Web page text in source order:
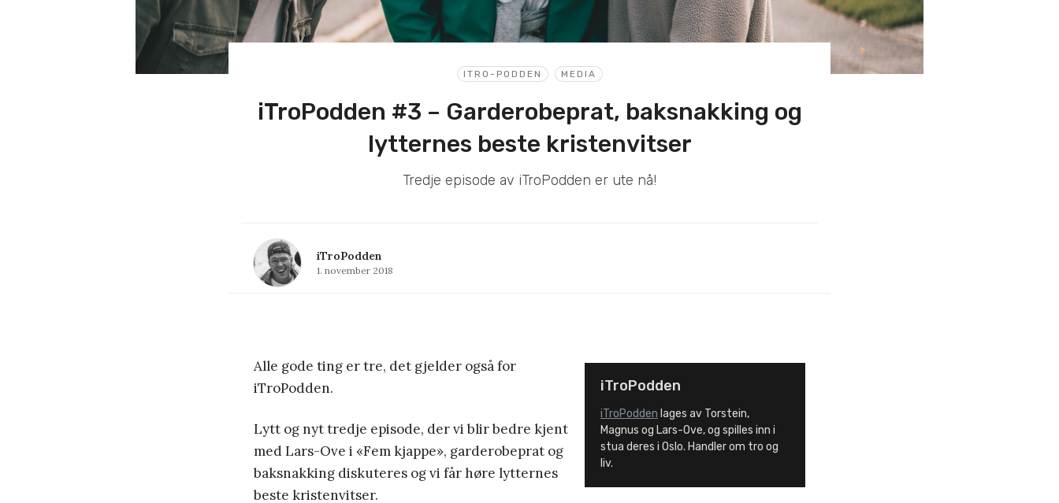
ITRO-PODDEN MEDIA
iTroPodden #3 – Garderobeprat, baksnakking og
lytternes beste kristenvitser
Tredje episode av iTroPodden er ute nå!
iTroPodden
1. november 2018
iTroPodden
iTroPodden lages av Torstein,
Magnus og Lars-Ove, og spilles inn i
stua deres i Oslo. Handler om tro og
liv.
Alle gode ting er tre, det gjelder også for
iTroPodden.
Lytt og nyt tredje episode, der vi blir bedre kjent
med Lars-Ove i «Fem kjappe», garderobeprat og
baksnakking diskuteres og vi får høre lytternes
beste kristenvitser.